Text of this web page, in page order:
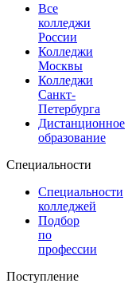
Все
колледжи
России
Колледжи
Москвы
Колледжи
Санкт-
Петербурга
Дистанционное
образование
Специальности
Специальности
колледжей
Подбор
по
профессии
Поступление